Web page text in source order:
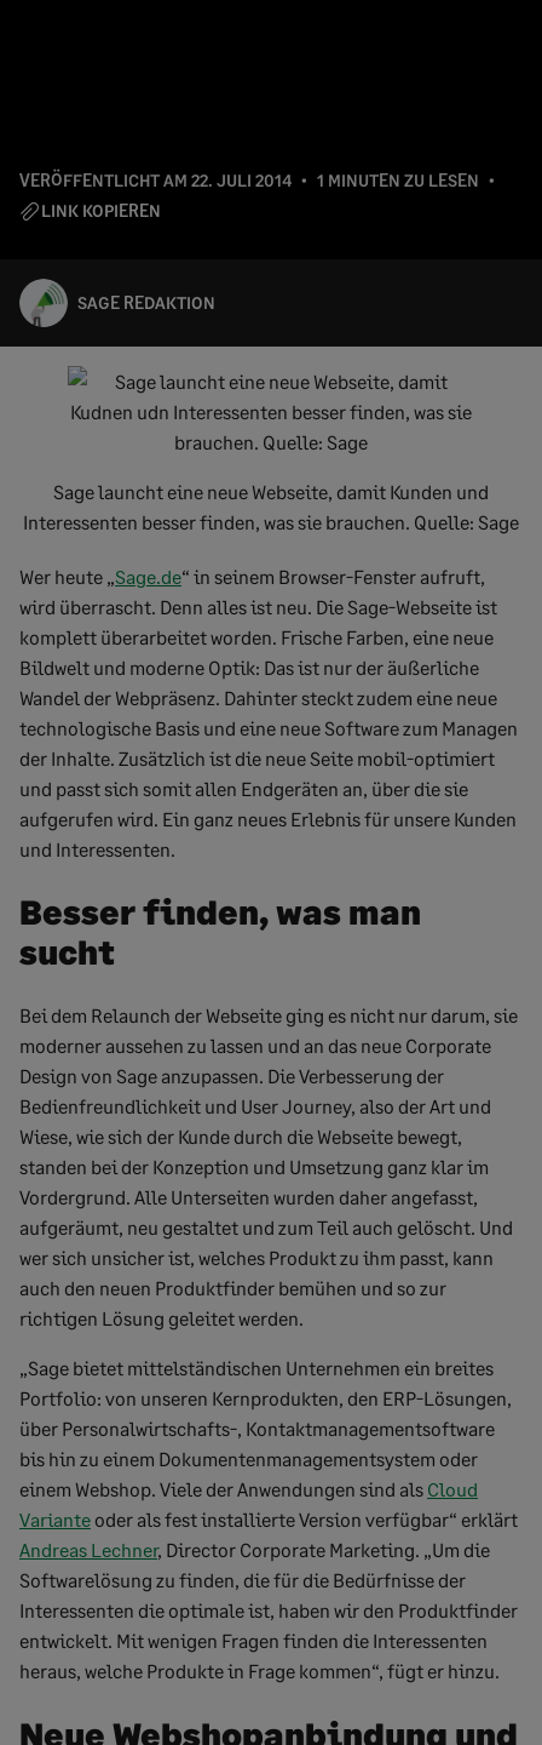
VERÖFFENTLICHT AM 22. JULI 2014
1 MINUTEN ZU LESEN
LINK KOPIEREN
SAGE REDAKTION
Sage launcht eine neue Webseite, damit Kunden und
Interessenten besser finden, was sie brauchen. Quelle: Sage
Wer heute „Sage.de“ in seinem Browser-Fenster aufruft,
wird überrascht. Denn alles ist neu. Die Sage-Webseite ist
komplett überarbeitet worden. Frische Farben, eine neue
Bildwelt und moderne Optik: Das ist nur der äußerliche
Wandel der Webpräsenz. Dahinter steckt zudem eine neue
technologische Basis und eine neue Software zum Managen
der Inhalte. Zusätzlich ist die neue Seite mobil-optimiert
und passt sich somit allen Endgeräten an, über die sie
aufgerufen wird. Ein ganz neues Erlebnis für unsere Kunden
und Interessenten.
Besser finden, was man
sucht
Bei dem Relaunch der Webseite ging es nicht nur darum, sie
moderner aussehen zu lassen und an das neue Corporate
Design von Sage anzupassen. Die Verbesserung der
Bedienfreundlichkeit und User Journey, also der Art und
Wiese, wie sich der Kunde durch die Webseite bewegt,
standen bei der Konzeption und Umsetzung ganz klar im
Vordergrund. Alle Unterseiten wurden daher angefasst,
aufgeräumt, neu gestaltet und zum Teil auch gelöscht. Und
wer sich unsicher ist, welches Produkt zu ihm passt, kann
auch den neuen Produktfinder bemühen und so zur
richtigen Lösung geleitet werden.
„Sage bietet mittelständischen Unternehmen ein breites
Portfolio: von unseren Kernprodukten, den ERP-Lösungen,
über Personalwirtschafts-, Kontaktmanagementsoftware
bis hin zu einem Dokumentenmanagementsystem oder
einem Webshop. Viele der Anwendungen sind als Cloud
Variante oder als fest installierte Version verfügbar“ erklärt
Andreas Lechner, Director Corporate Marketing. „Um die
Softwarelösung zu finden, die für die Bedürfnisse der
Interessenten die optimale ist, haben wir den Produktfinder
entwickelt. Mit wenigen Fragen finden die Interessenten
heraus, welche Produkte in Frage kommen“, fügt er hinzu.
Neue Webshopanbindung und